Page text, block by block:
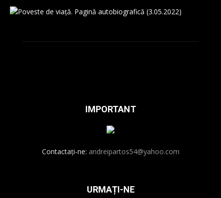
IMPORTANT
Contactați-ne: andreipartos54@yahoo.com
URMAȚI-NE